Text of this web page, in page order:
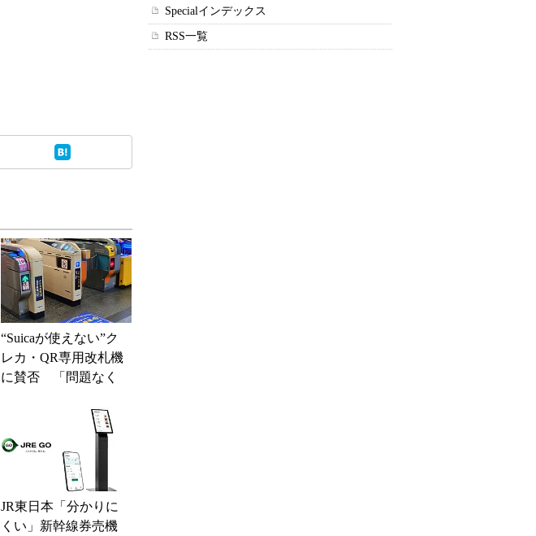
“Suicaが使えない”ク
レカ・QR専用改札機
に賛否 「問題なく
系ICの方がスムー...
JR東日本「分かりに
くい」新幹線券売機
Specialインデックス
RSS一覧